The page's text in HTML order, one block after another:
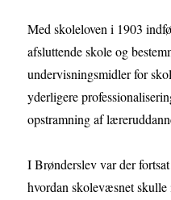
Med skoleloven i 1903
afsluttende skole og
undervisningsmidler for
yderligere
opstramning af
I Brønderslev var der
hvordan skolevæsnet